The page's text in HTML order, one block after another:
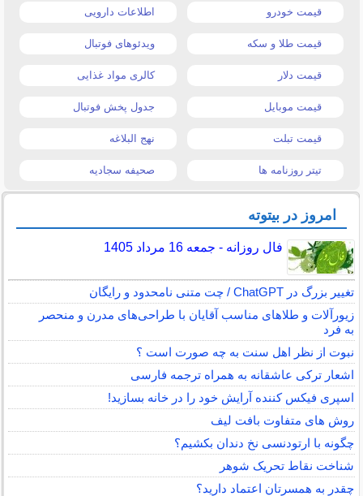
قیمت خودرو اطلاعات دارویی
قیمت طلا و سکه ویدئوهای فوتبال
قیمت دلار کالری مواد غذایی
قیمت موبایل جدول پخش فوتبال
قیمت تبلت نهج البلاغه
تیتر روزنامه ها صحیفه سجادیه
امروز در بیتوته
فال روزانه - جمعه 16 مرداد 1405
تغییر بزرگ در ChatGPT / چت متنی نامحدود و رایگان
زیورآلات و طلاهای مناسب آقایان با طراحی‌های مدرن و منحصر
به فرد
نبوت از نظر اهل سنت به چه صورت است ؟
اشعار ترکی عاشقانه به همراه ترجمه فارسی
اسپری فیکس کننده آرایش خود را در خانه بسازید!
روش های متفاوت بافت لیف
چگونه با ارتودنسی نخ دندان بکشیم؟
شناخت نقاط تحریک شوهر
چقدر به همسرتان اعتماد دارید؟